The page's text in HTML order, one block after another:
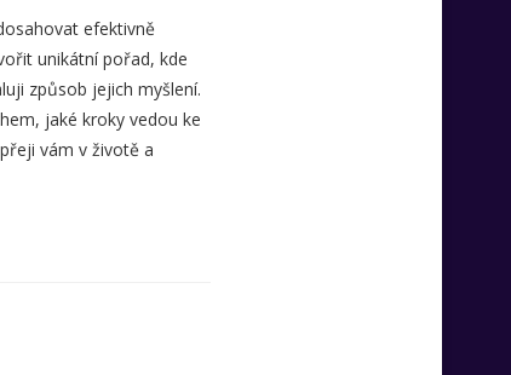
efektivně
unikátní pořad, kde
způsob jejich myšlení.
jaké kroky vedou ke
vám v životě a